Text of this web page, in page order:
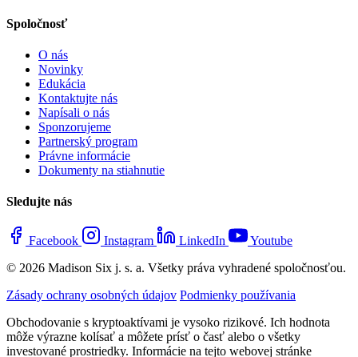
Spoločnosť
O nás
Novinky
Edukácia
Kontaktujte nás
Napísali o nás
Sponzorujeme
Partnerský program
Právne informácie
Dokumenty na stiahnutie
Sledujte nás
Facebook Instagram LinkedIn
Youtube
© 2026 Madison Six j. s. a. Všetky práva vyhradené spoločnosťou.
Zásady ochrany osobných údajov Podmienky používania
Obchodovanie s kryptoaktívami je vysoko rizikové. Ich hodnota
môže výrazne kolísať a môžete prísť o časť alebo o všetky
investované prostriedky. Informácie na tejto webovej stránke